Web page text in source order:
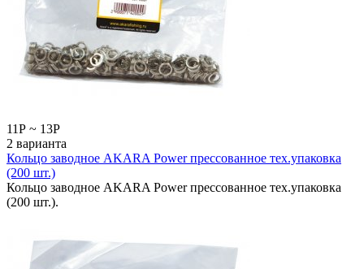
11Р ~ 13Р
2 варианта
Кольцо заводное AKARA Power прессованное тех.упаковка
(200 шт.)
Кольцо заводное AKARA Power прессованное тех.упаковка
(200 шт.).